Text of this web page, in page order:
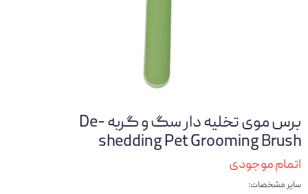
برس موی تخلیه دار سگ و گربه De-
shedding Pet Grooming Brush
اتمام موجودی
سایر مشخصات: